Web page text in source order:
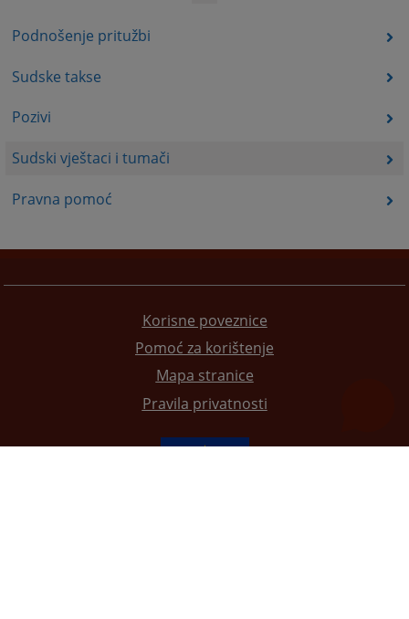
Podnošenje pritužbi
Sudske takse
Pozivi
Sudski vještaci i tumači
Pravna pomoć
Korisne poveznice
Pomoć za korištenje
Mapa stranice
Pravila privatnosti